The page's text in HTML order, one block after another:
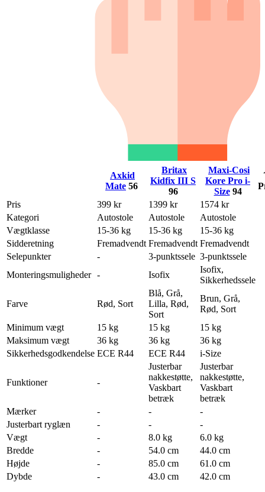
Axkid
Mate 56
Britax
Kidfix III S
96
Maxi-Cosi
Kore Pro i-
Size 94
Pris
399 kr 1399 kr
1574 kr
Kategori
Autostole Autostole
Autostole
Vægtklasse
15-36 kg 15-36 kg
15-36 kg
Sidderetning
Fremadvendt Fremadvendt Fremadvendt
Selepunkter
- 3-punktssele 3-punktssele
Monteringsmuligheder - Isofix
Isofix,
Sikkerhedssele
Farve Rød, Sort
Blå, Grå,
Lilla, Rød,
Sort
Brun, Grå,
Rød, Sort
Minimum vægt
15 kg 15 kg
15 kg
Maksimum vægt
36 kg 36 kg
36 kg
Sikkerhedsgodkendelse ECE R44 ECE R44 i-Size
Funktioner -
Justerbar
nakkestøtte,
Vaskbart
betræk
Justerbar
nakkestøtte,
Vaskbart
betræk
Mærker
- -
-
Justerbart ryglæn
- -
-
Vægt
- 8.0 kg
6.0 kg
Bredde
- 54.0 cm
44.0 cm
Højde
- 85.0 cm
61.0 cm
Dybde
- 43.0 cm 42.0 cm